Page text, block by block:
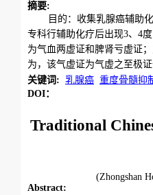
摘要:
目的：收集乳腺癌辅助
专科行辅助化疗后出现3、4
为气血两虚证和脾肾亏虚证
为，该气虚证为气虚之至极证
关键词 : 乳腺癌 重度骨髓抑
DOI：
Traditional
(Zhongshan
Abstract: